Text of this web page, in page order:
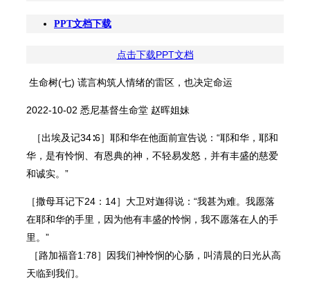
PPT文档下载
点击下载PPT文档
生命树(七) 谎言构筑人情绪的雷区，也决定命运
2022-10-02 悉尼基督生命堂 赵晖姐妹
［出埃及记34∶6］耶和华在他面前宣告说：“耶和华，耶和
华，是有怜悯、有恩典的神，不轻易发怒，并有丰盛的慈爱
和诚实。”
［撒母耳记下24：14］大卫对迦得说：“我甚为难。我愿落
在耶和华的手里，因为他有丰盛的怜悯，我不愿落在人的手
里。”
［路加福音1:78］因我们神怜悯的心肠，叫清晨的日光从高
天临到我们。